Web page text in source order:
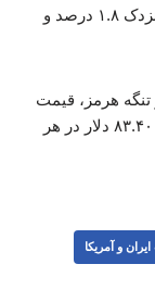
معاملات آتی S&P 500 یک درصد، معاملات آتی نزدک ۱.۸ درصد و
تنگه هرمز، قیمت
نفت برنت حدود ۴.۵ درصد کاهش یافت و به زیر ۸۳.۴۰ دلار در هر
و آمریکا